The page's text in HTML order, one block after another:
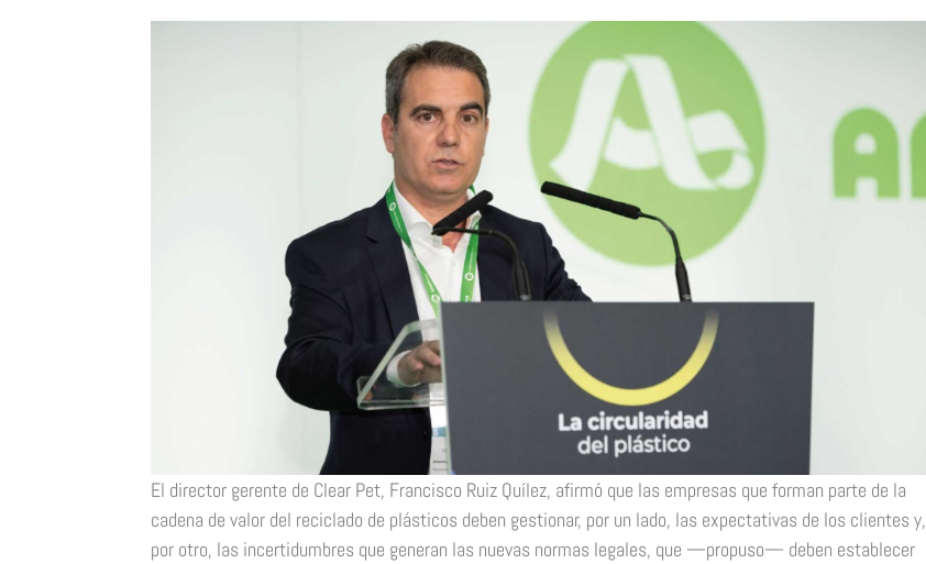
El director gerente de Clear Pet, Francisco Ruiz Quílez, afirmó que las empresas que forman parte de la
cadena de valor del reciclado de plásticos deben gestionar, por un lado, las expectativas de los clientes y,
por otro, las incertidumbres que generan las nuevas normas legales, que —propuso— deben establecer